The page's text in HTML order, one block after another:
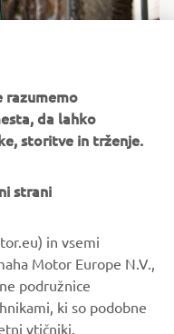
da lahko
storitve in trženje.
strani
in vsemi
Motor Europe N.V.,
podružnice
ki so podobne
vtičniki.